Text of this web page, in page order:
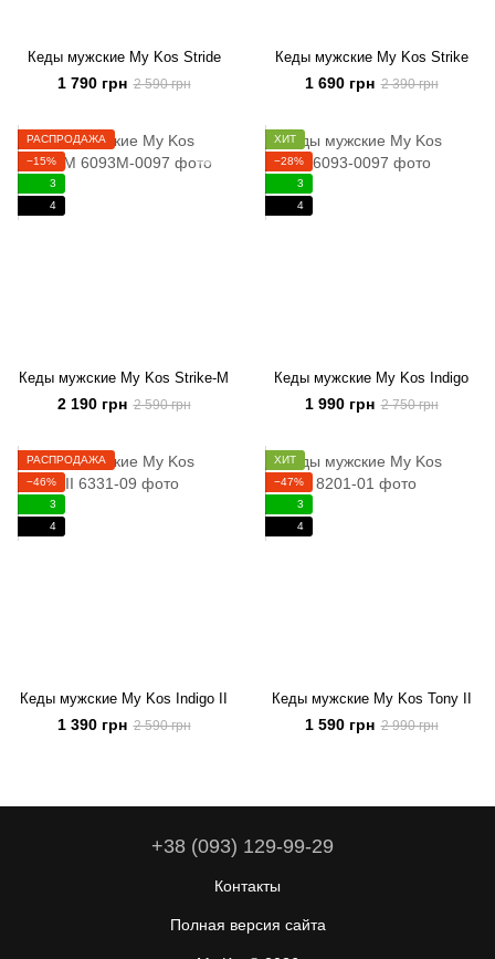
Кеды мужские My Kos Stride
1 790 грн 2 590 грн
Кеды мужские My Kos Strike
1 690 грн 2 390 грн
РАСПРОДАЖА
−15%
3
4
Кеды мужские My Kos Strike-M
2 190 грн 2 590 грн
ХИТ
−28%
3
4
Кеды мужские My Kos Indigo
1 990 грн 2 750 грн
РАСПРОДАЖА
−46%
3
4
Кеды мужские My Kos Indigo II
1 390 грн 2 590 грн
ХИТ
−47%
3
4
Кеды мужские My Kos Tony II
1 590 грн 2 990 грн
+38 (093) 129-99-29
Контакты
Полная версия сайта